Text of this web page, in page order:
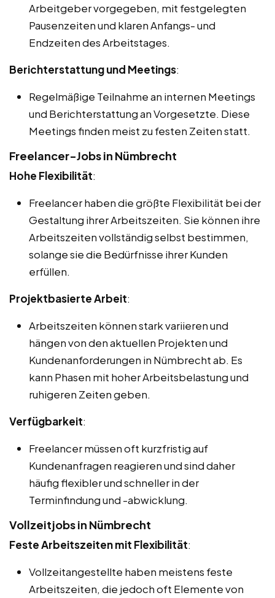
Arbeitgeber vorgegeben, mit festgelegten
Pausenzeiten und klaren Anfangs- und
Endzeiten des Arbeitstages.
Berichterstattung und Meetings:
Regelmäßige Teilnahme an internen Meetings
und Berichterstattung an Vorgesetzte. Diese
Meetings finden meist zu festen Zeiten statt.
Freelancer-Jobs in Nümbrecht
Hohe Flexibilität:
Freelancer haben die größte Flexibilität bei der
Gestaltung ihrer Arbeitszeiten. Sie können ihre
Arbeitszeiten vollständig selbst bestimmen,
solange sie die Bedürfnisse ihrer Kunden
erfüllen.
Projektbasierte Arbeit:
Arbeitszeiten können stark variieren und
hängen von den aktuellen Projekten und
Kundenanforderungen in Nümbrecht ab. Es
kann Phasen mit hoher Arbeitsbelastung und
ruhigeren Zeiten geben.
Verfügbarkeit:
Freelancer müssen oft kurzfristig auf
Kundenanfragen reagieren und sind daher
häufig flexibler und schneller in der
Terminfindung und -abwicklung.
Vollzeitjobs in Nümbrecht
Feste Arbeitszeiten mit Flexibilität:
Vollzeitangestellte haben meistens feste
Arbeitszeiten, die jedoch oft Elemente von